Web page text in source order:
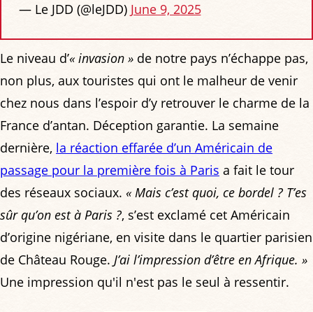
— Le JDD (@leJDD) June 9, 2025
Le niveau d’« invasion » de notre pays n’échappe pas,
non plus, aux touristes qui ont le malheur de venir
chez nous dans l’espoir d’y retrouver le charme de la
France d’antan. Déception garantie. La semaine
dernière, la réaction effarée d’un Américain de
passage pour la première fois à Paris a fait le tour
des réseaux sociaux. « Mais c’est quoi, ce bordel ? T’es
sûr qu’on est à Paris ?, s’est exclamé cet Américain
d’origine nigériane, en visite dans le quartier parisien
de Château Rouge. J’ai l’impression d’être en Afrique. »
Une impression qu'il n'est pas le seul à ressentir.